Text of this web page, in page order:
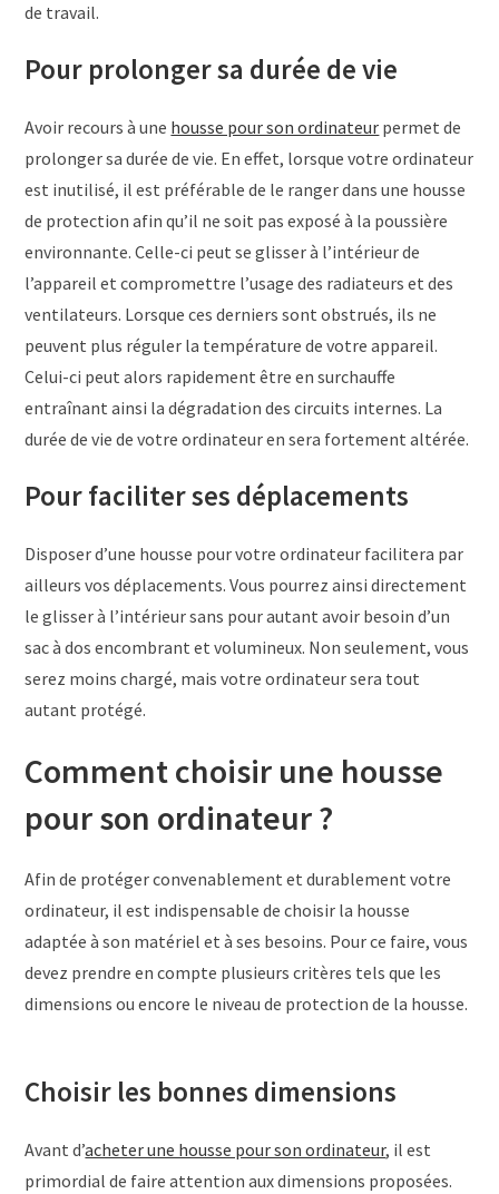
de travail.
Pour prolonger sa durée de vie
Avoir recours à une housse pour son ordinateur permet de
prolonger sa durée de vie. En effet, lorsque votre ordinateur
est inutilisé, il est préférable de le ranger dans une housse
de protection afin qu’il ne soit pas exposé à la poussière
environnante. Celle-ci peut se glisser à l’intérieur de
l’appareil et compromettre l’usage des radiateurs et des
ventilateurs. Lorsque ces derniers sont obstrués, ils ne
peuvent plus réguler la température de votre appareil.
Celui-ci peut alors rapidement être en surchauffe
entraînant ainsi la dégradation des circuits internes. La
durée de vie de votre ordinateur en sera fortement altérée.
Pour faciliter ses déplacements
Disposer d’une housse pour votre ordinateur facilitera par
ailleurs vos déplacements. Vous pourrez ainsi directement
le glisser à l’intérieur sans pour autant avoir besoin d’un
sac à dos encombrant et volumineux. Non seulement, vous
serez moins chargé, mais votre ordinateur sera tout
autant protégé.
Comment choisir une housse
pour son ordinateur ?
Afin de protéger convenablement et durablement votre
ordinateur, il est indispensable de choisir la housse
adaptée à son matériel et à ses besoins. Pour ce faire, vous
devez prendre en compte plusieurs critères tels que les
dimensions ou encore le niveau de protection de la housse.
Choisir les bonnes dimensions
Avant d’acheter une housse pour son ordinateur, il est
primordial de faire attention aux dimensions proposées.